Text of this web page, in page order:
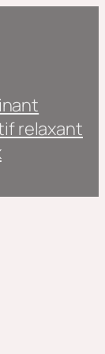
relaxant